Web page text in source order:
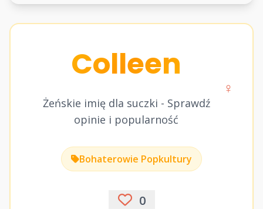
Colleen
Żeńskie imię dla suczki - Sprawdź
opinie i popularność
♀
Bohaterowie Popkultury
0